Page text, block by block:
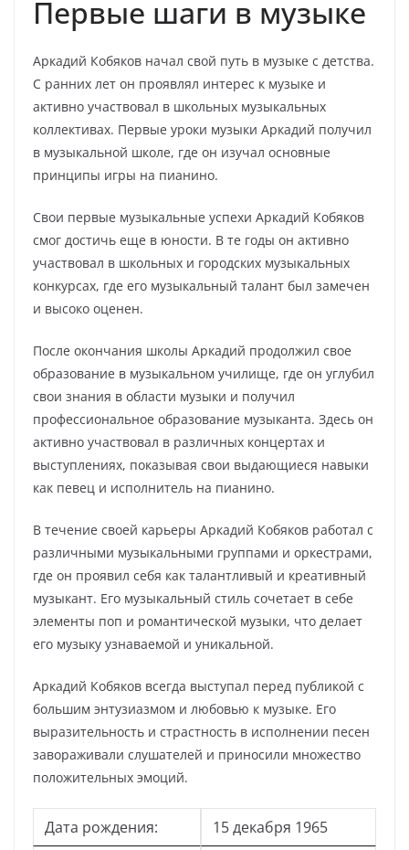
Первые шаги в музыке
Аркадий Кобяков начал свой путь в музыке с детства.
С ранних лет он проявлял интерес к музыке и
активно участвовал в школьных музыкальных
коллективах. Первые уроки музыки Аркадий получил
в музыкальной школе, где он изучал основные
принципы игры на пианино.
Свои первые музыкальные успехи Аркадий Кобяков
смог достичь еще в юности. В те годы он активно
участвовал в школьных и городских музыкальных
конкурсах, где его музыкальный талант был замечен
и высоко оценен.
После окончания школы Аркадий продолжил свое
образование в музыкальном училище, где он углубил
свои знания в области музыки и получил
профессиональное образование музыканта. Здесь он
активно участвовал в различных концертах и
выступлениях, показывая свои выдающиеся навыки
как певец и исполнитель на пианино.
В течение своей карьеры Аркадий Кобяков работал с
различными музыкальными группами и оркестрами,
где он проявил себя как талантливый и креативный
музыкант. Его музыкальный стиль сочетает в себе
элементы поп и романтической музыки, что делает
его музыку узнаваемой и уникальной.
Аркадий Кобяков всегда выступал перед публикой с
большим энтузиазмом и любовью к музыке. Его
выразительность и страстность в исполнении песен
завораживали слушателей и приносили множество
положительных эмоций.
Дата рождения:
15 декабря 1965